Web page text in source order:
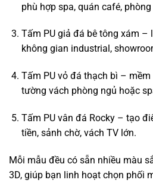
phù hợp spa, quán café,
Tấm PU giả đá bê tông xám –
không gian industrial,
Tấm PU vỏ đá thạch bì –
tường vách phòng ngủ hoặc
Tấm PU vân đá Rocky – tạo
tiền, sảnh chờ, vách TV lớn.
Mỗi mẫu đều có sẵn nhiều màu
3D, giúp bạn linh hoạt chọn phối